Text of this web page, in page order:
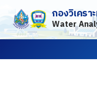
Skip
to
กองวิเครา
Water